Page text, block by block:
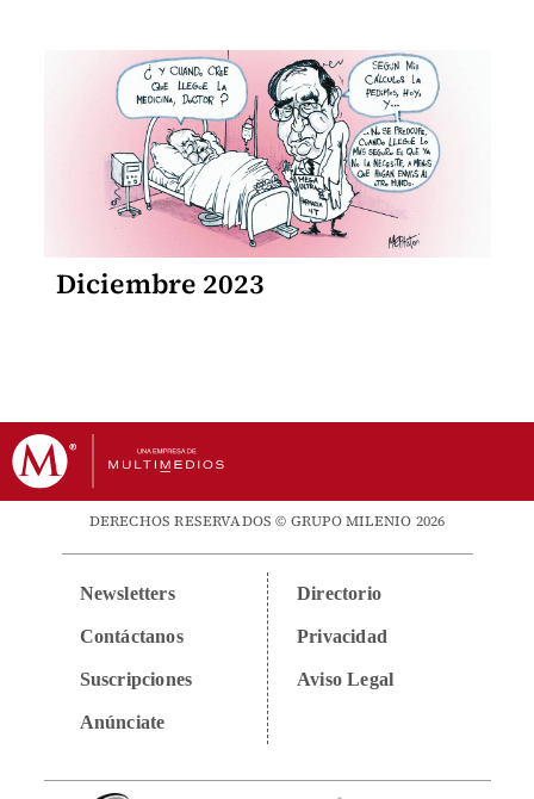
Diciembre 2023
DERECHOS RESERVADOS © GRUPO MILENIO 2026
Newsletters
Contáctanos
Suscripciones
Anúnciate
Directorio
Privacidad
Aviso Legal